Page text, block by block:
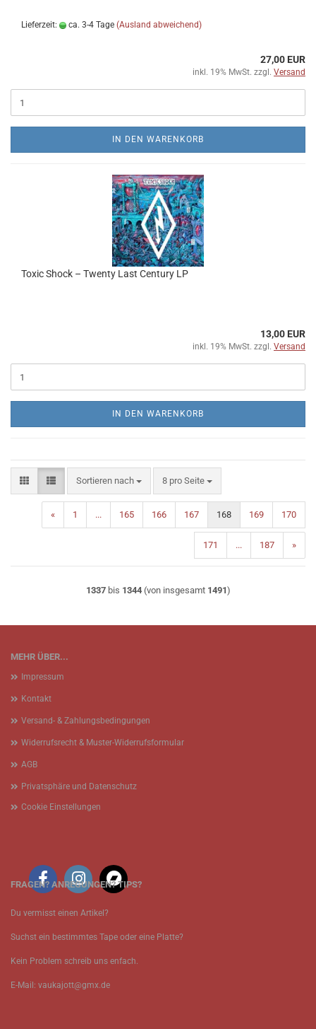
Lieferzeit: ca. 3-4 Tage (Ausland abweichend)
27,00 EUR
inkl. 19% MwSt. zzgl. Versand
IN DEN WARENKORB
Toxic Shock – Twenty Last Century LP
13,00 EUR
inkl. 19% MwSt. zzgl. Versand
IN DEN WARENKORB
Sortieren nach
Sortieren nach 8 pro Seite
pro Seite
« 1 ... 165 166 167 168 169 170
171 ... 187 »
1337bis 1344(von insgesamt 1491)
MEHR ÜBER...
Impressum
Kontakt
Versand- & Zahlungsbedingungen
Widerrufsrecht & Muster-Widerrufsformular
AGB
Privatsphäre und Datenschutz
Cookie Einstellungen
FRAGEN? ANREGUNGEN? TIPS?
Du vermisst einen Artikel?
Suchst ein bestimmtes Tape oder eine Platte?
Kein Problem schreib uns enfach.
E-Mail: vaukajott@gmx.de